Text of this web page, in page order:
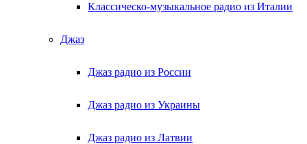
Классическо-музыкальное радио из Италии
Джаз
Джаз радио из России
Джаз радио из Украины
Джаз радио из Латвии